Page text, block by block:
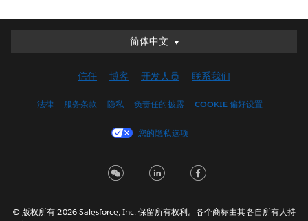
简体中文
简体中文
English (UK)
Français (Canada)
Italiano
한국어
信任 博客 开发人员 联系我们
法律 服务条款 隐私 负责任的披露 COOKIE 偏好设置
您的隐私选项
© 版权所有 2026 Salesforce, Inc. 保留所有权利。各个商标由其各自所有人持